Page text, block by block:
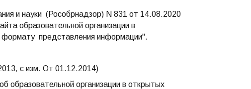
и науки (Рособрнадзор) N 831 от 14.08.2020
образовательной организации в
формату представления информации".
с изм. От 01.12.2014)
образовательной организации в открытых